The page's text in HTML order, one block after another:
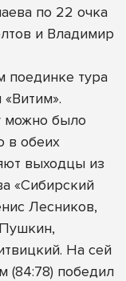
по 22 очка
и Владимир
тура
можно было
в обеих
выходцы из
«Сибирский
Лесников,
На сей
(84:78) победил